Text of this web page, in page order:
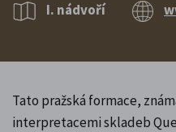
I. nádvoří
Tato pražská formace,
interpretacemi skladeb